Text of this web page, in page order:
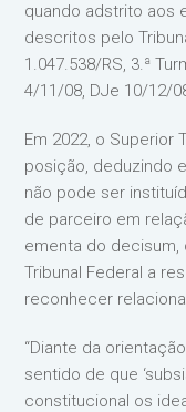
quando adstrito aos
descritos pelo
1.047.538/RS, 3.ª
4/11/08, DJe 10/12/
Em 2022, o Superior
posição, deduzindo
não pode ser
de parceiro em
ementa do
Tribunal Federal a
reconhecer
“Diante da
sentido de que
constitucional os